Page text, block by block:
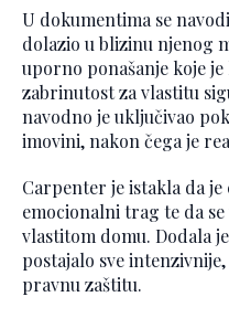
U dokumentima se
dolazio u blizinu njenog
uporno ponašanje koje je
zabrinutost za vlastitu
navodno je uključivao
imovini, nakon čega je
Carpenter je istakla da je
emocionalni trag te da
vlastitom domu. Dodala
postajalo sve
pravnu zaštitu.